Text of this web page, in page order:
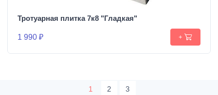
Тротуарная плитка 7к8 "Гладкая"
1 990 ₽ +
1 2 3